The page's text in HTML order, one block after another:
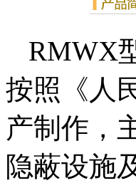
RMWX
按照《人
产制作，
隐蔽设施